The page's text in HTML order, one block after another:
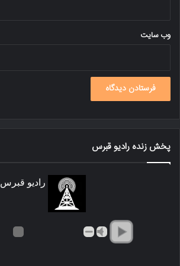
وب‌ سایت
پخش زنده رادیو قبرس
رادیو قبرس